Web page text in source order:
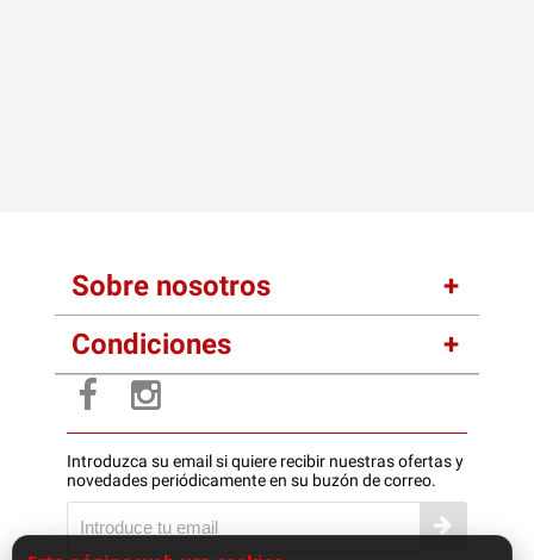
Sobre nosotros
Condiciones
Introduzca su email si quiere recibir nuestras ofertas y
novedades periódicamente en su buzón de correo.